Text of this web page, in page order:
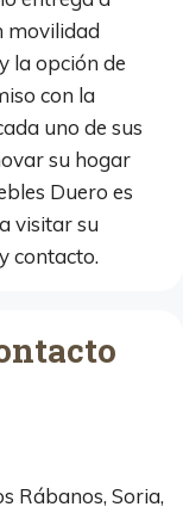
movilidad
la opción de
con la
uno de sus
su hogar
Duero es
visitar su
contacto.
Rábanos, Soria,